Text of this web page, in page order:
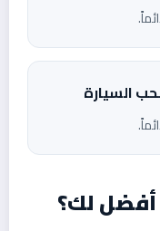
السيارة
أفضل لك؟